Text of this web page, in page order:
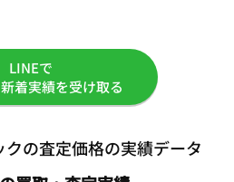
LINEで
着実績を受け取る
の査定価格の実績データ